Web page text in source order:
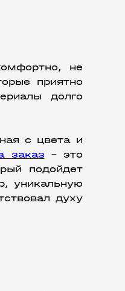
не
приятно
долго
с цвета и
заказ – это
подойдет
уникальную
духу